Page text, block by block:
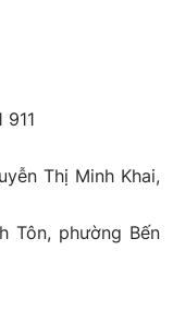
Thị Minh Khai,
Tôn, phường Bến